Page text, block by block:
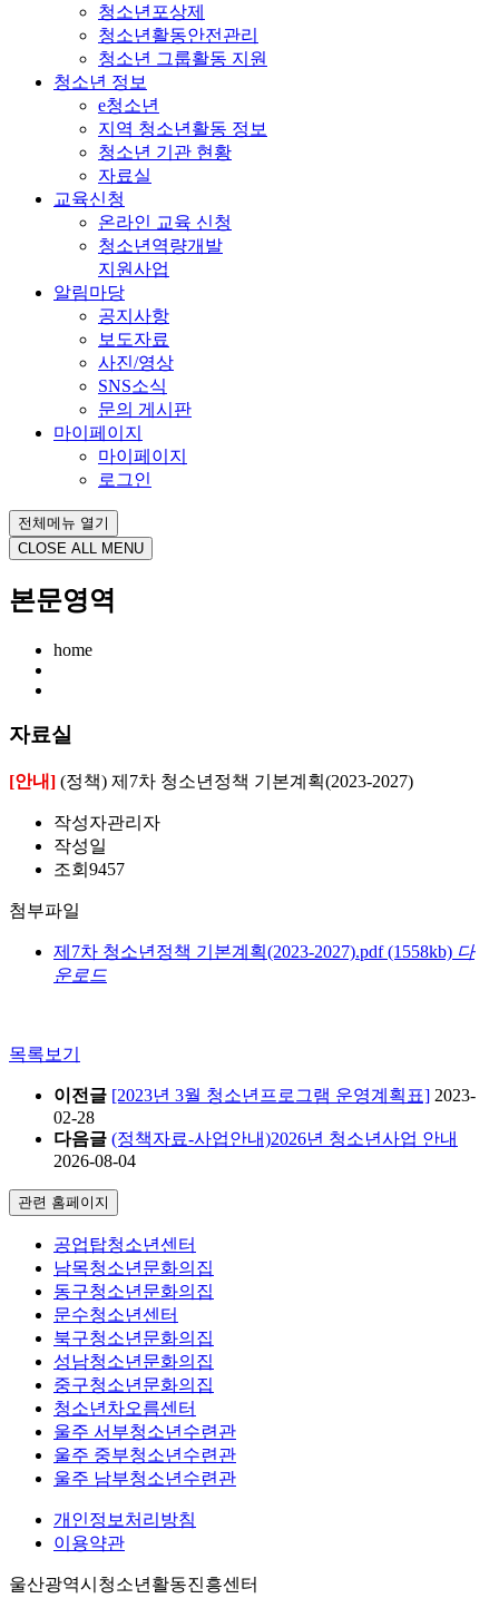
청소년포상제
청소년활동안전관리
청소년 그룹활동 지원
청소년 정보
e청소년
지역 청소년활동 정보
청소년 기관 현황
자료실
교육신청
온라인 교육 신청
청소년역량개발
지원사업
알림마당
공지사항
보도자료
사진/영상
SNS소식
문의 게시판
마이페이지
마이페이지
로그인
전체메뉴 열기
CLOSE ALL MENU
본문영역
home
자료실
[안내] (정책) 제7차 청소년정책 기본계획(2023-2027)
작성자관리자
작성일
조회 9457
첨부파일
제7차 청소년정책 기본계획(2023-2027).pdf (1558kb) 다
운로드
목록보기
이전글 [2023년 3월 청소년프로그램 운영계획표] 2023-
02-28
다음글 (정책자료-사업안내)2026년 청소년사업 안내
2026-08-04
관련 홈페이지
공업탑청소년센터
남목청소년문화의집
동구청소년문화의집
문수청소년센터
북구청소년문화의집
성남청소년문화의집
중구청소년문화의집
청소년차오름센터
울주 서부청소년수련관
울주 중부청소년수련관
울주 남부청소년수련관
개인정보처리방침
이용약관
울산광역시청소년활동진흥센터